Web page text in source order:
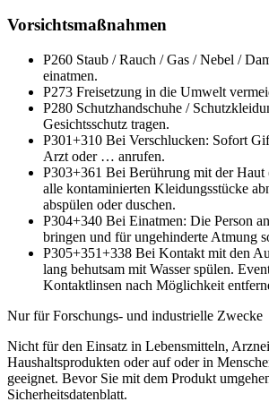
Vorsichtsmaßnahmen
P260 Staub / Rauch / Gas / Nebel /
einatmen.
P273 Freisetzung in die Umwelt
P280 Schutzhandschuhe /
Gesichtsschutz tragen.
P301+310 Bei Verschlucken: Sofort
Arzt oder … anrufen.
P303+361 Bei Berührung mit der Haut
alle kontaminierten Kleidungsstücke
abspülen oder duschen.
P304+340 Bei Einatmen: Die Person
bringen und für ungehinderte Atmung
P305+351+338 Bei Kontakt mit den
lang behutsam mit Wasser spülen.
Kontaktlinsen nach Möglichkeit
Nur für Forschungs- und industrielle Zwecke
Nicht für den Einsatz in Lebensmitteln,
Haushaltsprodukten oder auf oder in
geeignet. Bevor Sie mit dem Produkt
Sicherheitsdatenblatt.